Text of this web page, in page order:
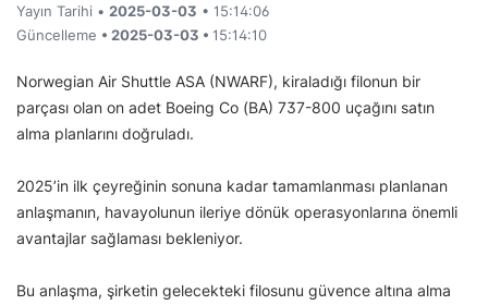
Yayın Tarihi • 2025-03-03 • 15:14:06
Güncelleme • 2025-03-03 • 15:14:10
Norwegian Air Shuttle ASA (NWARF), kiraladığı filonun bir
parçası olan on adet Boeing Co (BA) 737-800 uçağını satın
alma planlarını doğruladı.
2025’in ilk çeyreğinin sonuna kadar tamamlanması planlanan
anlaşmanın, havayolunun ileriye dönük operasyonlarına önemli
avantajlar sağlaması bekleniyor.
Bu anlaşma, şirketin gelecekteki filosunu güvence altına alma